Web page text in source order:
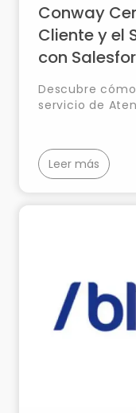
Conway
Cliente y el
con
Descubre
servicio de
única
Leer más